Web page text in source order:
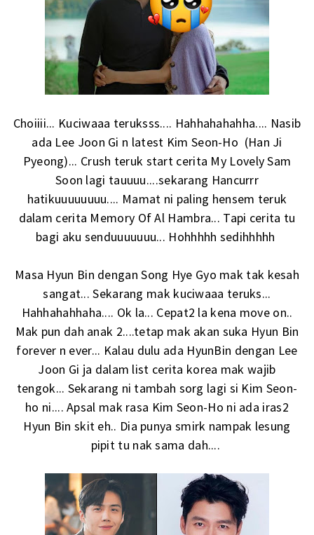
Choiiii... Kuciwaaa teruksss.... Hahhahahahha.... Nasib
ada Lee Joon Gi n latest Kim Seon-Ho (Han Ji
Pyeong)... Crush teruk start cerita My Lovely Sam
Soon lagi tauuuu....sekarang Hancurrr
hatikuuuuuuuu.... Mamat ni paling hensem teruk
dalam cerita Memory Of Al Hambra... Tapi cerita tu
bagi aku senduuuuuuu... Hohhhhh sedihhhhh
Masa Hyun Bin dengan Song Hye Gyo mak tak kesah
sangat... Sekarang mak kuciwaaa teruks...
Hahhahahhaha.... Ok la... Cepat2 la kena move on..
Mak pun dah anak 2....tetap mak akan suka Hyun Bin
forever n ever... Kalau dulu ada HyunBin dengan Lee
Joon Gi ja dalam list cerita korea mak wajib
tengok... Sekarang ni tambah sorg lagi si Kim Seon-
ho ni.... Apsal mak rasa Kim Seon-Ho ni ada iras2
Hyun Bin skit eh.. Dia punya smirk nampak lesung
pipit tu nak sama dah....